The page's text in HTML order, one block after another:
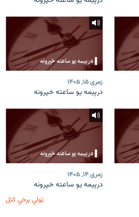
زمری ۱۵, ۱۴۰۵
درېیمه یو ساعته خپرونه
زمری ۱۴, ۱۴۰۵
درېیمه یو ساعته خپرونه
ټولې برخې کتل